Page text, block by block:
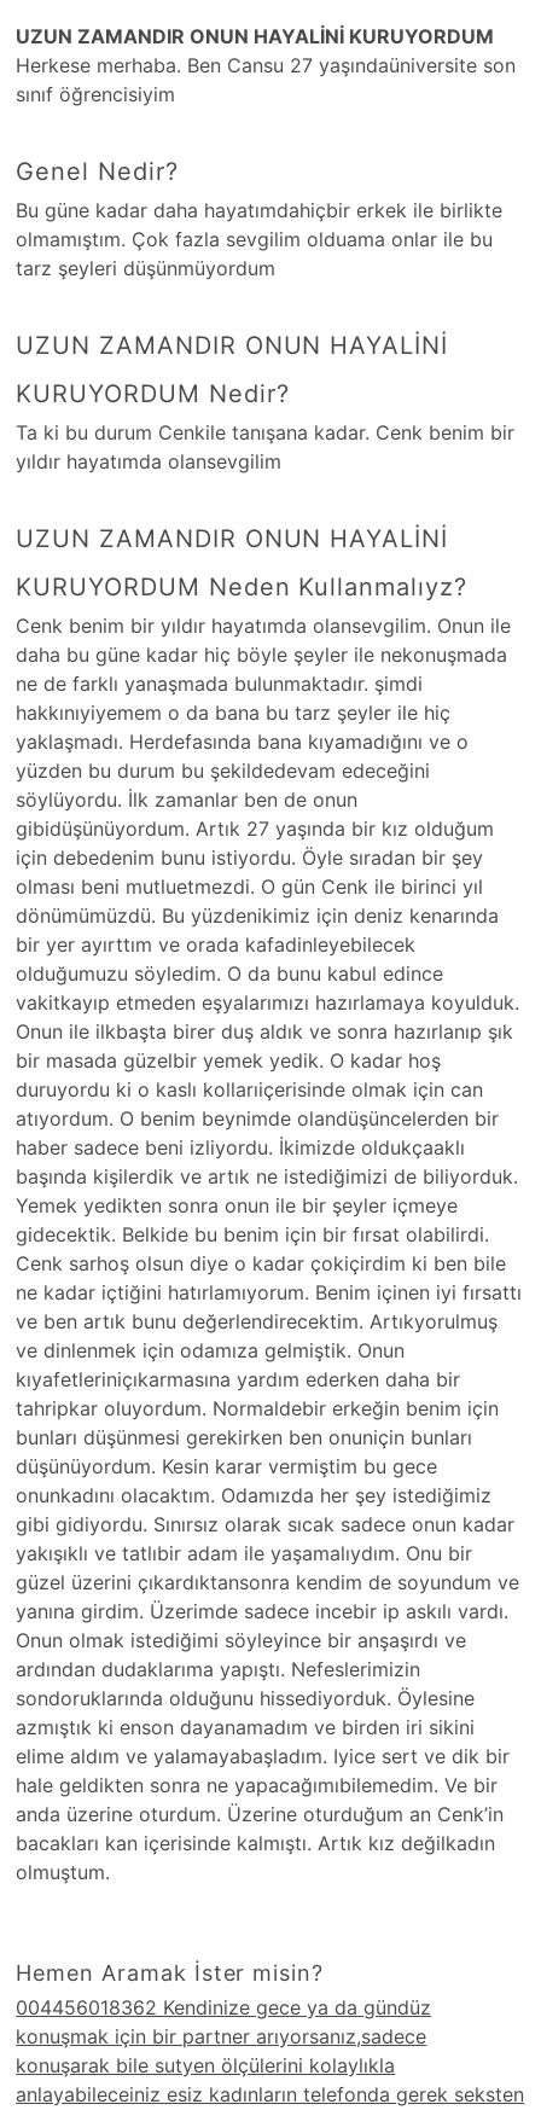
UZUN ZAMANDIR ONUN HAYALİNİ KURUYORDUM
Herkese merhaba. Ben Cansu 27 yaşındaüniversite son
sınıf öğrencisiyim
Genel Nedir?
Bu güne kadar daha hayatımdahiçbir erkek ile birlikte
olmamıştım. Çok fazla sevgilim olduama onlar ile bu
tarz şeyleri düşünmüyordum
UZUN ZAMANDIR ONUN HAYALİNİ
KURUYORDUM Nedir?
Ta ki bu durum Cenkile tanışana kadar. Cenk benim bir
yıldır hayatımda olansevgilim
UZUN ZAMANDIR ONUN HAYALİNİ
KURUYORDUM Neden Kullanmalıyz?
Cenk benim bir yıldır hayatımda olansevgilim. Onun ile
daha bu güne kadar hiç böyle şeyler ile nekonuşmada
ne de farklı yanaşmada bulunmaktadır. şimdi
hakkınıyiyemem o da bana bu tarz şeyler ile hiç
yaklaşmadı. Herdefasında bana kıyamadığını ve o
yüzden bu durum bu şekildedevam edeceğini
söylüyordu. İlk zamanlar ben de onun
gibidüşünüyordum. Artık 27 yaşında bir kız olduğum
için debedenim bunu istiyordu. Öyle sıradan bir şey
olması beni mutluetmezdi. O gün Cenk ile birinci yıl
dönümümüzdü. Bu yüzdenikimiz için deniz kenarında
bir yer ayırttım ve orada kafadinleyebilecek
olduğumuzu söyledim. O da bunu kabul edince
vakitkayıp etmeden eşyalarımızı hazırlamaya koyulduk.
Onun ile ilkbaşta birer duş aldık ve sonra hazırlanıp şık
bir masada güzelbir yemek yedik. O kadar hoş
duruyordu ki o kaslı kollarıiçerisinde olmak için can
atıyordum. O benim beynimde olandüşüncelerden bir
haber sadece beni izliyordu. İkimizde oldukçaaklı
başında kişilerdik ve artık ne istediğimizi de biliyorduk.
Yemek yedikten sonra onun ile bir şeyler içmeye
gidecektik. Belkide bu benim için bir fırsat olabilirdi.
Cenk sarhoş olsun diye o kadar çokiçirdim ki ben bile
ne kadar içtiğini hatırlamıyorum. Benim içinen iyi fırsattı
ve ben artık bunu değerlendirecektim. Artıkyorulmuş
ve dinlenmek için odamıza gelmiştik. Onun
kıyafetleriniçıkarmasına yardım ederken daha bir
tahripkar oluyordum. Normaldebir erkeğin benim için
bunları düşünmesi gerekirken ben onuniçin bunları
düşünüyordum. Kesin karar vermiştim bu gece
onunkadını olacaktım. Odamızda her şey istediğimiz
gibi gidiyordu. Sınırsız olarak sıcak sadece onun kadar
yakışıklı ve tatlıbir adam ile yaşamalıydım. Onu bir
güzel üzerini çıkardıktansonra kendim de soyundum ve
yanına girdim. Üzerimde sadece incebir ip askılı vardı.
Onun olmak istediğimi söyleyince bir anşaşırdı ve
ardından dudaklarıma yapıştı. Nefeslerimizin
sondoruklarında olduğunu hissediyorduk. Öylesine
azmıştık ki enson dayanamadım ve birden iri sikini
elime aldım ve yalamayabaşladım. Iyice sert ve dik bir
hale geldikten sonra ne yapacağımıbilemedim. Ve bir
anda üzerine oturdum. Üzerine oturduğum an Cenk’in
bacakları kan içerisinde kalmıştı. Artık kız değilkadın
olmuştum.
Hemen Aramak İster misin?
004456018362 Kendinize gece ya da gündüz
konuşmak için bir partner arıyorsanız,sadece
konuşarak bile sutyen ölçülerini kolaylıkla
anlayabileceiniz esiz kadınların telefonda gerek seksten